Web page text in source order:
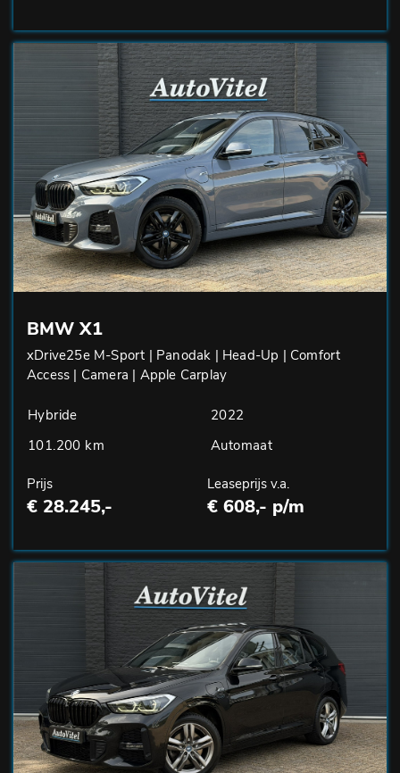
BMW X1
xDrive25e M-Sport | Panodak | Head-Up | Comfort
Access | Camera | Apple Carplay
Hybride
2022
101.200 km
Automaat
Prijs
€ 28.245,-
Leaseprijs v.a.
€ 608,- p/m